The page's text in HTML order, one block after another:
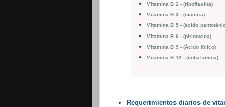
Vitamina B 2 - (riboflavina)
Vitamina B 3 - (niacina)
Vitamina B 5 - (ácido
Vitamina B 6 - (piridoxina)
Vitamina B 9 - (Ácido fólico)
Vitamina B 12 - (cobalamina)
Requerimientos diarios de